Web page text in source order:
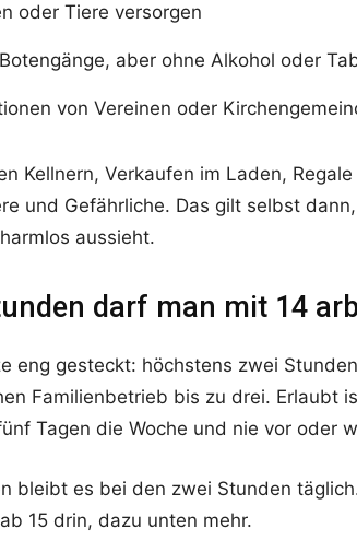
oder Tiere versorgen
aber ohne Alkohol oder
von Vereinen oder
Kellnern, Verkaufen im Laden,
und Gefährliche. Das gilt selbst
aussieht.
darf man mit 14
eng gesteckt: höchstens zwei
Familienbetrieb bis zu drei. Erlaubt
Tagen die Woche und nie vor oder
bleibt es bei den zwei Stunden
15 drin, dazu unten mehr.